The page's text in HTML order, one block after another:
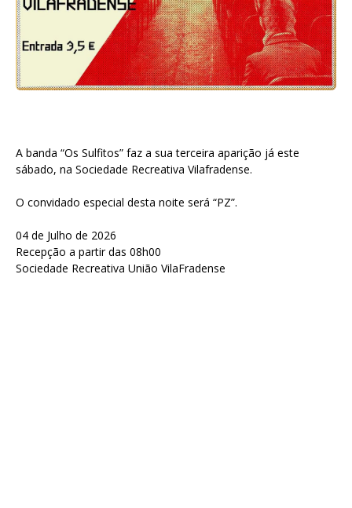
A banda “Os Sulfitos” faz a sua terceira aparição já este
sábado, na Sociedade Recreativa Vilafradense.
O convidado especial desta noite será “PZ”.
04 de Julho de 2026
Recepção a partir das 08h00
Sociedade Recreativa União VilaFradense